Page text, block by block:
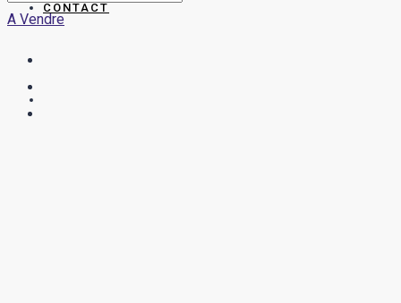
CONTACT
A Vendre